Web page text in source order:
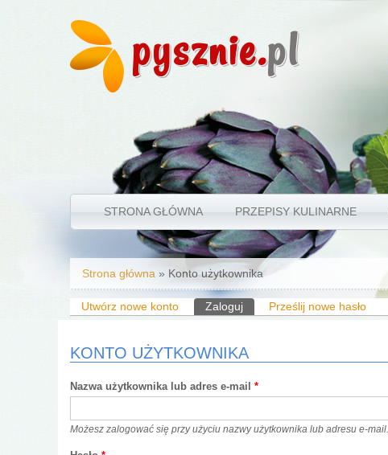
pysznie.pl
STRONA GŁÓWNA PRZEPISY KULINARNE
Jesteś tutaj
Strona główna » Konto użytkownika
Karty podstawowe
Utwórz nowe konto Zaloguj(aktywna karta)
Prześlij nowe hasło
KONTO UŻYTKOWNIKA
Nazwa użytkownika lub adres e-mail *
Możesz zalogować się przy użyciu nazwy użytkownika lub adresu e-mail.